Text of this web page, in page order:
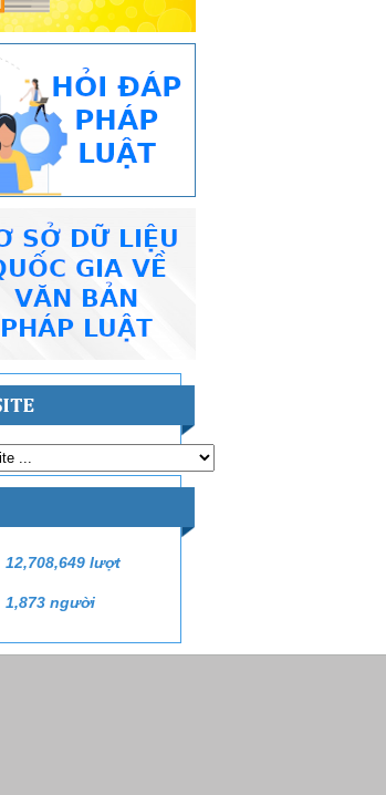
12,708,649 lượt
1,873 người